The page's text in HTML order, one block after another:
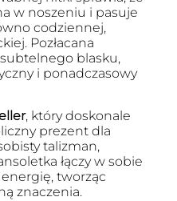
w noszeniu i pasuje
codziennej,
Pozłacana
blasku,
i ponadczasowy
, który doskonale
prezent dla
talizman,
łączy w sobie
tworząc
znaczenia.